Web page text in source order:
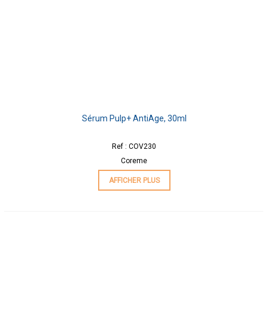
Sérum Pulp+ AntiAge, 30ml
Ref : COV230
Coreme
AFFICHER PLUS